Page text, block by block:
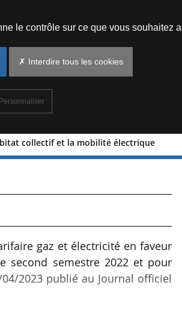
collectif et la mobilité électrique
pour l’habitat
gaz et électricité en faveur
second semestre 2022 et pour
2023 publié au Journal officiel
le contrôle sur ce que vous souhaitez
✗ Interdire tous les cookies
Personnaliser